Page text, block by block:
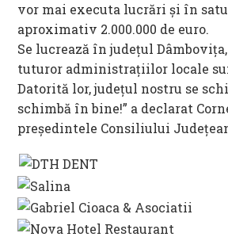
vor mai executa lucrări și în
aproximativ 2.000.000 de euro.
Se lucrează în județul
tuturor administrațiilor locale
Datorită lor, județul nostru se
schimbă în bine!” a declarat
președintele Consiliului